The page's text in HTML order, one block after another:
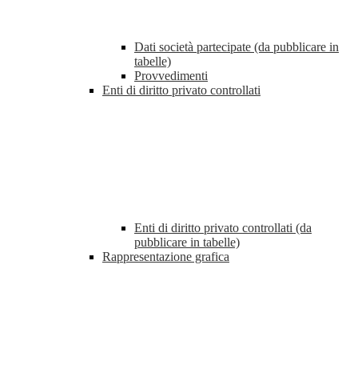
Dati società partecipate (da pubblicare in
tabelle)
Provvedimenti
Enti di diritto privato controllati
Enti di diritto privato controllati (da
pubblicare in tabelle)
Rappresentazione grafica